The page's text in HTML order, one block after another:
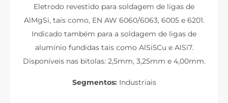
Eletrodo revestido para soldagem de ligas de
AlMgSi, tais como, EN AW 6060/6063, 6005 e 6201.
Indicado também para a soldagem de ligas de
alumínio fundidas tais como AlSi5Cu e AlSi7.
Disponíveis nas bitolas: 2,5mm, 3,25mm e 4,00mm.
Segmentos:Industriais